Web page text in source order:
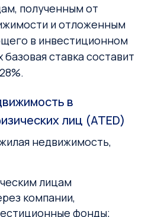
полученным от
и отложенным
в инвестиционном
ставка составит
в
лиц (ATED)
недвижимость,
лицам
компании,
фонды;